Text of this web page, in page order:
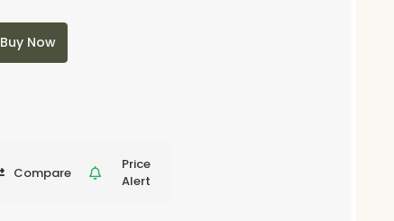
Buy Now
Compare
Price
Alert